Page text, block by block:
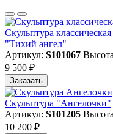
Скульптура классическая
"Тихий ангел"
Артикул: S101067
9 500 ₽
Заказать
Скульптура "Ангелочки"
Артикул: S101205
10 200 ₽